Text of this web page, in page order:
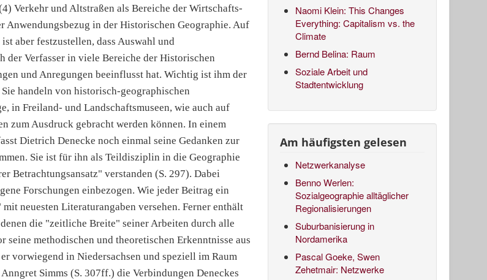
Verkehr und Altstraßen als Bereiche der Wirtschafts-
in der Historischen Geographie. Auf
aber festzustellen, dass Auswahl und
der Verfasser in viele Bereiche der Historischen
und Anregungen beeinflusst hat. Wichtig ist ihm der
handeln von historisch-geographischen
in Freiland- und Landschaftsmuseen, wie auch auf
zum Ausdruck gebracht werden können. In einem
Dietrich Denecke noch einmal seine Gedanken zur
Sie ist für ihn als Teildisziplin in die Geographie
Betrachtungsansatz" verstanden (S. 297). Dabei
Forschungen einbezogen. Wie jeder Beitrag ein
neuesten Literaturangaben versehen. Ferner enthält
die "zeitliche Breite" seiner Arbeiten durch alle
methodischen und theoretischen Erkenntnisse aus
vorwiegend in Niedersachsen und speziell im Raum
Simms (S. 307ff.) die Verbindungen Deneckes
Naomi Klein: This Changes
Everything: Capitalism vs. the
Climate
Bernd Belina: Raum
Soziale Arbeit und
Stadtentwicklung
Am häufigsten gelesen
Netzwerkanalyse
Benno Werlen:
Sozialgeographie alltäglicher
Regionalisierungen
Suburbanisierung in
Nordamerika
Pascal Goeke, Swen
Zehetmair: Netzwerke